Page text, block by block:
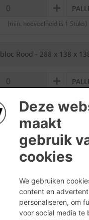
Deze
maakt
gebruik
cookies
We gebruiken
content en
personaliseren, om
voor social media te
P
L
U
(min. hoeveelheid is 1 Stuks)
Rood - 288 x 138 x
P
S
Rood - 288 x 88 x 188
P
L
S
Rood - 288 x 138 x